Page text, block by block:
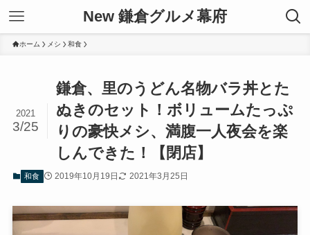
New 鎌倉グルメ幕府
ホーム メシ 和食
鎌倉、里のうどん名物バラ丼とた
ぬきのセット！ボリュームたっぷ
りの豪快メシ、満腹一人夜会を楽
しんできた！【閉店】
2021
3/25
和食 2019年10月19日 2021年3月25日